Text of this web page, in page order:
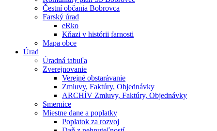
Čestní občania Bobrovca
Farský úrad
eRko
Kňazi v histórii farnosti
Mapa obce
Úrad
Úradná tabuľa
Zverejnovanie
Verejné obstarávanie
Zmluvy, Faktúry, Objednávky
ARCHÍV Zmluvy, Faktúry, Objednávky
Smernice
Miestne dane a poplatky
Poplatok za rozvoj